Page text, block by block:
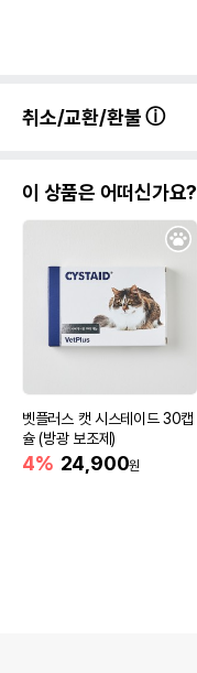
취소/교환/환불
이 상품은 어떠신가요?
벳플러스 캣 시스테이드 30캡
슐 (방광 보조제)
4% 24,900원